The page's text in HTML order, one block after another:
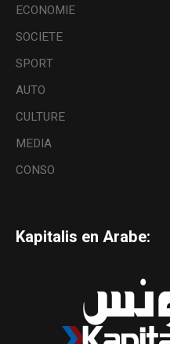
ECONOMIE
SOCIETE
SPORT
AUTO
CULTURE
MEDIA
CONSO
Kapitalis en Arabe: